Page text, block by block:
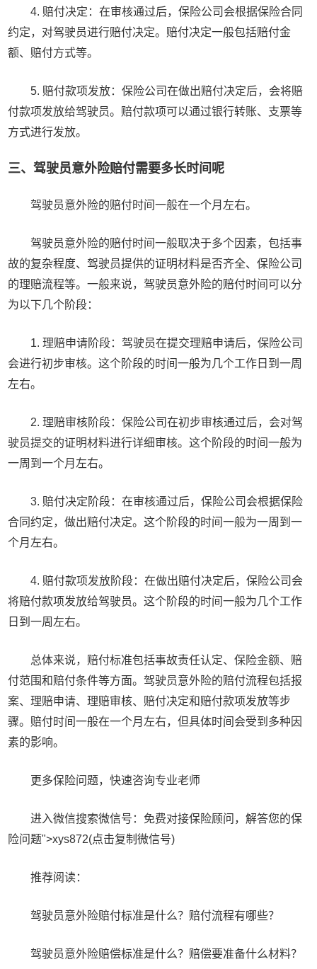
4. 赔付决定：在审核通过后，保险公司会根据保险合同
约定，对驾驶员进行赔付决定。赔付决定一般包括赔付金
额、赔付方式等。
5. 赔付款项发放：保险公司在做出赔付决定后，会将赔
付款项发放给驾驶员。赔付款项可以通过银行转账、支票等
方式进行发放。
三、驾驶员意外险赔付需要多长时间呢
驾驶员意外险的赔付时间一般在一个月左右。
驾驶员意外险的赔付时间一般取决于多个因素，包括事
故的复杂程度、驾驶员提供的证明材料是否齐全、保险公司
的理赔流程等。一般来说，驾驶员意外险的赔付时间可以分
为以下几个阶段：
1. 理赔申请阶段：驾驶员在提交理赔申请后，保险公司
会进行初步审核。这个阶段的时间一般为几个工作日到一周
左右。
2. 理赔审核阶段：保险公司在初步审核通过后，会对驾
驶员提交的证明材料进行详细审核。这个阶段的时间一般为
一周到一个月左右。
3. 赔付决定阶段：在审核通过后，保险公司会根据保险
合同约定，做出赔付决定。这个阶段的时间一般为一周到一
个月左右。
4. 赔付款项发放阶段：在做出赔付决定后，保险公司会
将赔付款项发放给驾驶员。这个阶段的时间一般为几个工作
日到一周左右。
总体来说，赔付标准包括事故责任认定、保险金额、赔
付范围和赔付条件等方面。驾驶员意外险的赔付流程包括报
案、理赔申请、理赔审核、赔付决定和赔付款项发放等步
骤。赔付时间一般在一个月左右，但具体时间会受到多种因
素的影响。
更多保险问题，快速咨询专业老师
进入微信搜索微信号：免费对接保险顾问，解答您的保
险问题">xys872(点击复制微信号)
推荐阅读：
驾驶员意外险赔付标准是什么？赔付流程有哪些？
驾驶员意外险赔偿标准是什么？赔偿要准备什么材料？